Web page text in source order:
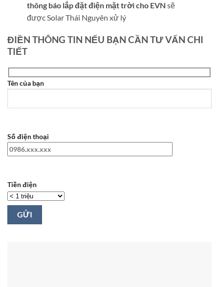
thông báo lắp đặt điện mặt trời cho EVN sẽ
được Solar Thái Nguyên xử lý
ĐIỀN THÔNG TIN NẾU BẠN CẦN TƯ VẤN CHI
TIẾT
Tên của bạn
Số điện thoại
Tiền điện